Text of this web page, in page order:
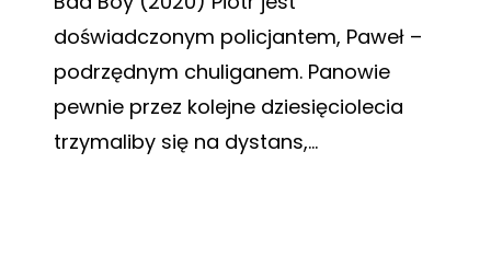
doświadczonym policjantem, Paweł –
podrzędnym chuliganem. Panowie
pewnie przez kolejne dziesięciolecia
trzymaliby się na dystans,...